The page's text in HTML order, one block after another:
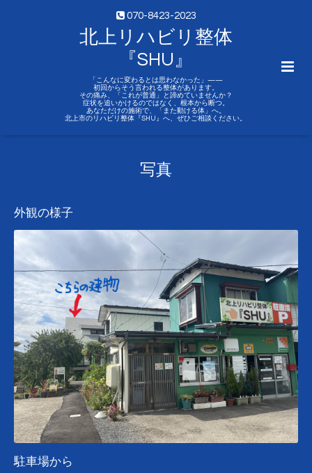
070-8423-2023
北上リハビリ整体
『SHU』
「こんなに変わるとは思わなかった」——
初回からそう言われる整体があります。
その痛み、「これが普通」と諦めていませんか？
症状を追いかけるのではなく、根本から断つ。
あなただけの施術で、「また動ける体」へ。
北上市のリハビリ整体『SHU』へ、ぜひご相談ください。
写真
外観の様子
駐車場から